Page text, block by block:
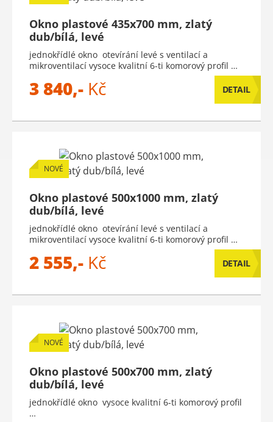
Okno plastové 435x700 mm, zlatý
dub/bílá, levé
jednokřídlé okno otevírání levé s ventilací a
mikroventilací vysoce kvalitní 6-ti komorový profil …
3 840,- Kč DETAIL
NOVÉ
Okno plastové 500x1000 mm, zlatý
dub/bílá, levé
jednokřídlé okno otevírání levé s ventilací a
mikroventilací vysoce kvalitní 6-ti komorový profil …
2 555,- Kč DETAIL
NOVÉ
Okno plastové 500x700 mm, zlatý
dub/bílá, levé
jednokřídlé okno vysoce kvalitní 6-ti komorový profil
…